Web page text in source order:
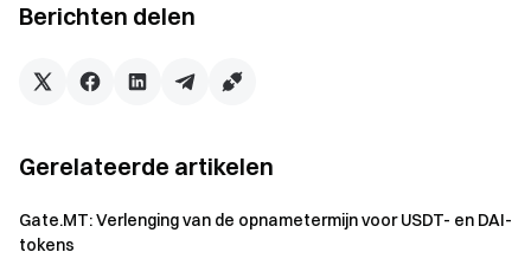
Berichten delen
Gerelateerde artikelen
Gate.MT: Verlenging van de opnametermijn voor USDT- en DAI-
tokens